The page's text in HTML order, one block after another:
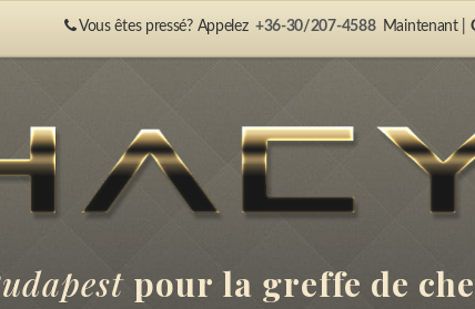
Vous êtes pressé? Appelez +36-30/207-4588 Maintenant |
pour la greffe de